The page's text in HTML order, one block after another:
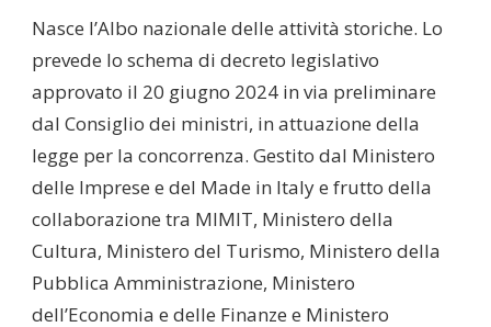
Nasce l’Albo nazionale delle attività storiche. Lo
prevede lo schema di decreto legislativo
approvato il 20 giugno 2024 in via preliminare
dal Consiglio dei ministri, in attuazione della
legge per la concorrenza. Gestito dal Ministero
delle Imprese e del Made in Italy e frutto della
collaborazione tra MIMIT, Ministero della
Cultura, Ministero del Turismo, Ministero della
Pubblica Amministrazione, Ministero
dell’Economia e delle Finanze e Ministero